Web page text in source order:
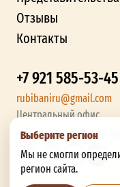
Выберите регион
Мы не смогли
регион сайта.
Отзывы
Контакты
+7 921 585-53-45
rubibaniru@gmail.com
Центральный офис
г. Брянск, Бурова